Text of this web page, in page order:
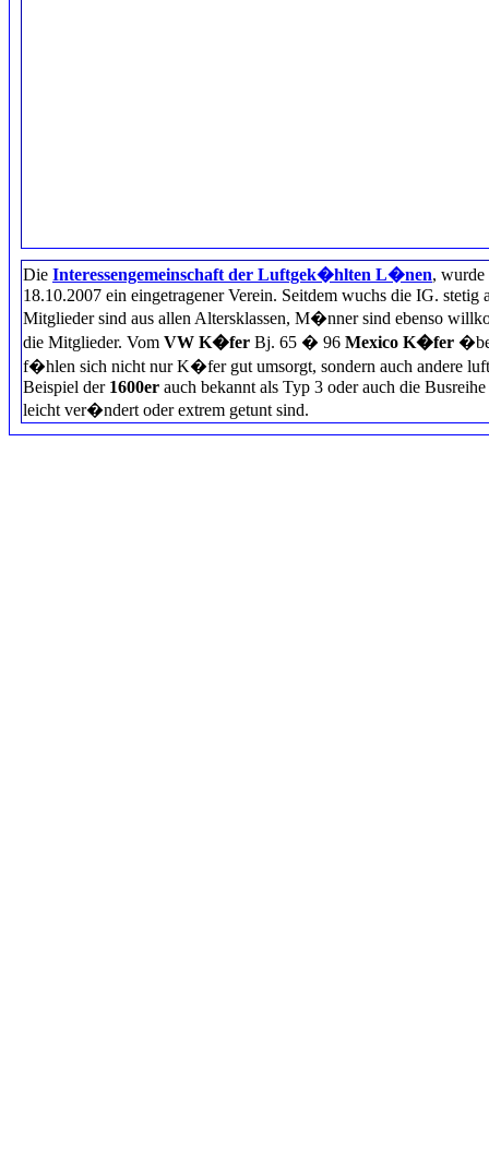
Die Interessengemeinschaft der Luftgek�hlten L�nen,
18.10.2007 ein eingetragener Verein. Seitdem wuchs die IG.
Mitglieder sind aus allen Altersklassen, M�nner sind ebenso
die Mitglieder. Vom VW K�fer Bj. 65 � 96 Mexico K�fer
f�hlen sich nicht nur K�fer gut umsorgt, sondern auch andere
Beispiel der 1600er auch bekannt als Typ 3 oder auch die Busreihe
leicht ver�ndert oder extrem getunt sind.